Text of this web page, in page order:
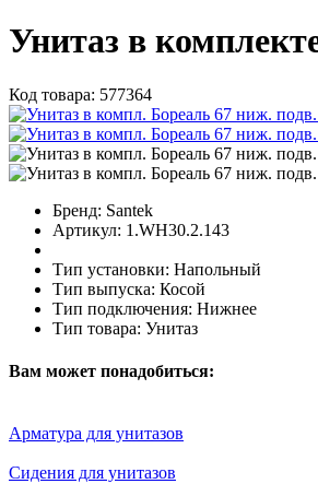
Унитаз в
Код товара: 577364
Бренд: Santek
Артикул: 1.WH30.2.143
Тип установки: Напольный
Тип выпуска: Косой
Тип подключения: Нижнее
Тип товара: Унитаз
Вам может понадобиться:
Арматура для унитазов
Сидения для унитазов